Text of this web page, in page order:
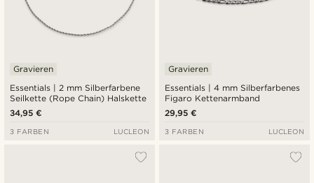
Essentials | 2 mm Silberfarbene
Seilkette (Rope Chain) Halskette
Gravieren
34,95 €
3 FARBEN LUCLEON
Essentials | 4 mm Silberfarbenes
Figaro Kettenarmband
Gravieren
29,95 €
3 FARBEN LUCLEON